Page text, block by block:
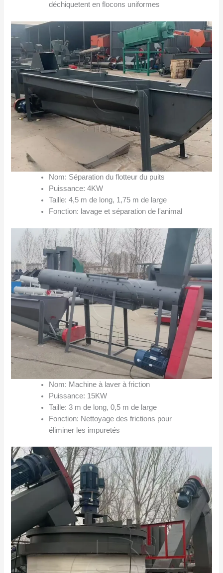
déchiquetent en flocons uniformes
Nom: Séparation du flotteur du puits
Puissance: 4KW
Taille: 4,5 m de long, 1,75 m de large
Fonction: lavage et séparation de l'animal
Nom: Machine à laver à friction
Puissance: 15KW
Taille: 3 m de long, 0,5 m de large
Fonction: Nettoyage des frictions pour
éliminer les impuretés